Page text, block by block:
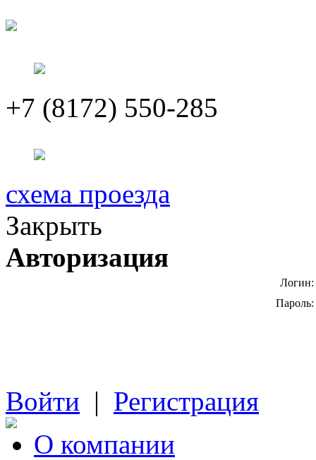
+7 (8172) 550-285
схема проезда
Закрыть
Авторизация
Логин:
Пароль:
Войти | Регистрация
О компании